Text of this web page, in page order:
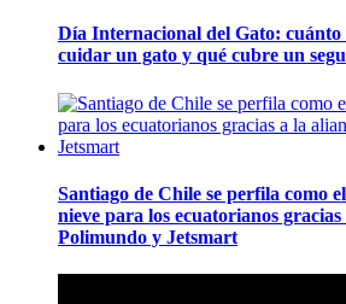
Día Internacional del Gato: cuánto
cuidar un gato y qué cubre un
Santiago de Chile se perfila como
nieve para los ecuatorianos
Polimundo y Jetsmart